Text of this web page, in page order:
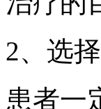
2、选
患者一